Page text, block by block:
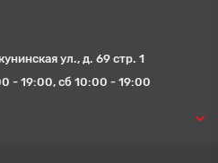
ул., д. 69 стр. 1
- 19:00, сб 10:00 - 19:00